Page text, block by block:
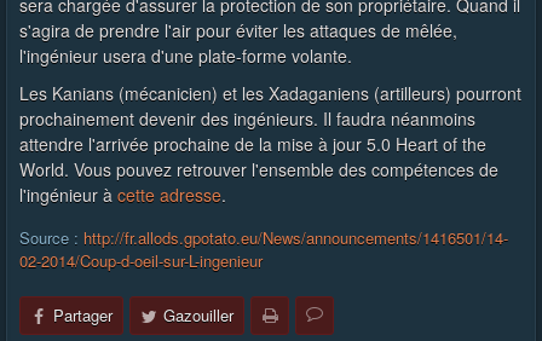
sera chargée d'assurer la protection de son propriétaire. Quand il
s'agira de prendre l'air pour éviter les attaques de mêlée,
l'ingénieur usera d'une plate-forme volante.
Les Kanians (mécanicien) et les Xadaganiens (artilleurs) pourront
prochainement devenir des ingénieurs. Il faudra néanmoins
attendre l'arrivée prochaine de la mise à jour 5.0 Heart of the
World. Vous pouvez retrouver l'ensemble des compétences de
l'ingénieur à cette adresse.
Source : http://fr.allods.gpotato.eu/News/announcements/1416501/14-
02-2014/Coup-d-oeil-sur-L-ingenieur
Partager Gazouiller